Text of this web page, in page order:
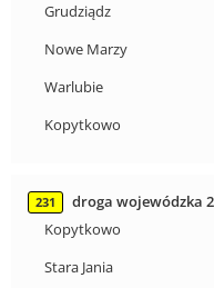
Grudziądz
Nowe Marzy
Warlubie
Kopytkowo
231
droga wojewódzka
Kopytkowo
Stara Jania